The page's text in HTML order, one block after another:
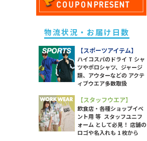
その他雑貨
レディース アウター
レディース タンク・キャミ
レディース ボトムス
物流状況・お届け日数
【スポーツアイテム】
ハイコスパのドライ T シャ
ツやポロシャツ、ジャージ
類、アウターなどの アクテ
ィブウエア多数取扱
【スタッフウエア】
飲食店・各種ショップイベ
ント用 等 スタッフユニフ
ォーム として必見！ 店舗の
ロゴや名入れも 1 枚から